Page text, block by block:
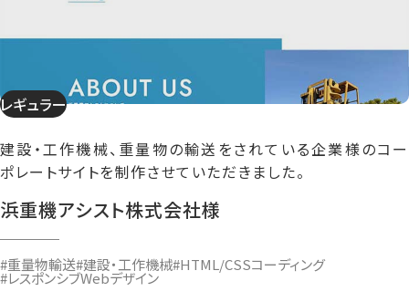
レギュラー
建設・工作機械、重量物の輸送をされている企業様のコー
ポレートサイトを制作させていただきました。
浜重機アシスト株式会社様
#重量物輸送#建設・工作機械#HTML/CSSコーディング
#レスポンシブWebデザイン